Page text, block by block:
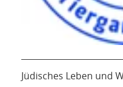
Jüdisches Leben und